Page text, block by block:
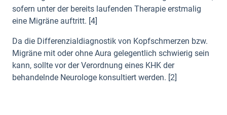
sofern unter der bereits laufenden Therapie erstmalig
eine Migräne auftritt. [4]
Da die Differenzialdiagnostik von Kopfschmerzen bzw.
Migräne mit oder ohne Aura gelegentlich schwierig sein
kann, sollte vor der Verordnung eines KHK der
behandelnde Neurologe konsultiert werden. [2]